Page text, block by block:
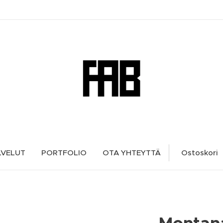
PORTFOLIO OTA YHTEYTTÄ Ostoskori